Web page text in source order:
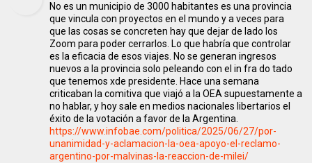
No es un municipio de 3000 habitantes es una provincia
que vincula con proyectos en el mundo y a veces para
que las cosas se concreten hay que dejar de lado los
Zoom para poder cerrarlos. Lo que habría que controlar
es la eficacia de esos viajes. No se generan ingresos
nuevos a la provincia solo peleando con el in fra do tado
que tenemos xde presidente. Hace una semana
criticaban la comitiva que viajó a la OEA supuestamente a
no hablar, y hoy sale en medios nacionales libertarios el
éxito de la votación a favor de la Argentina.
https://www.infobae.com/politica/2025/06/27/por-
unanimidad-y-aclamacion-la-oea-apoyo-el-reclamo-
argentino-por-malvinas-la-reaccion-de-milei/